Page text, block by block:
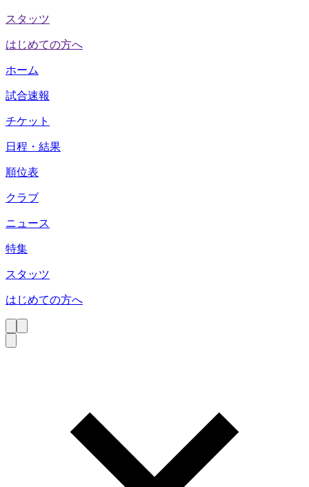
スタッツ
はじめての方へ
ホーム
試合速報
チケット
日程・結果
順位表
クラブ
ニュース
特集
スタッツ
はじめての方へ